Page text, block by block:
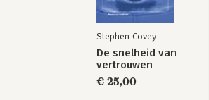
Stephen Covey
De snelheid van
vertrouwen
€ 25,00